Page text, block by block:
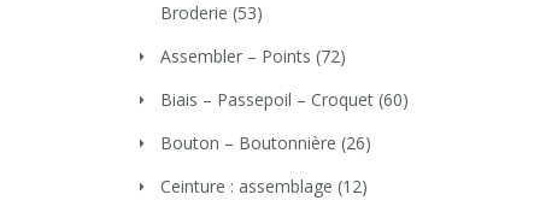
Broderie (53)
Assembler – Points (72)
Biais – Passepoil – Croquet (60)
Bouton – Boutonnière (26)
Ceinture : assemblage (12)